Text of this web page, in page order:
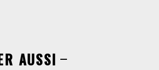
AUSSI